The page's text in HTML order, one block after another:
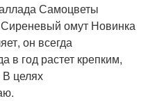
Самоцветы
омут Новинка
он всегда
в год растет крепким,
целях